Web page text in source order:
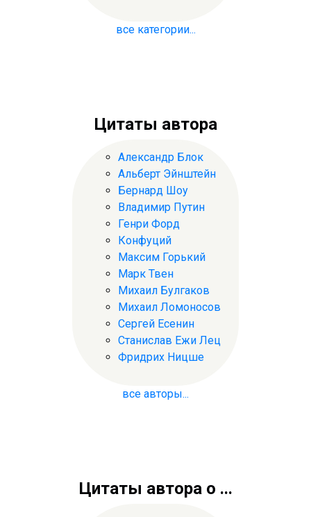
все категории...
Цитаты автора
Александр Блок
Альберт Эйнштейн
Бернард Шоу
Владимир Путин
Генри Форд
Конфуций
Максим Горький
Марк Твен
Михаил Булгаков
Михаил Ломоносов
Сергей Есенин
Станислав Ежи Лец
Фридрих Ницше
все авторы...
Цитаты автора о ...